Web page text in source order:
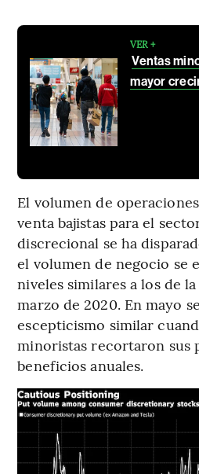
VER +
Ventas
mayor
El volumen de
venta bajistas para el
discrecional se ha
el volumen de negocio se
niveles similares a los de
marzo de 2020. En mayo
escepticismo similar
minoristas recortaron sus
beneficios anuales.